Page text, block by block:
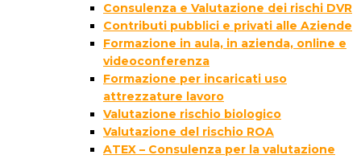
Consulenza e Valutazione dei rischi DVR
Contributi pubblici e privati alle Aziende
Formazione in aula, in azienda, online e
videoconferenza
Formazione per incaricati uso
attrezzature lavoro
Valutazione rischio biologico
Valutazione del rischio ROA
ATEX – Consulenza per la valutazione